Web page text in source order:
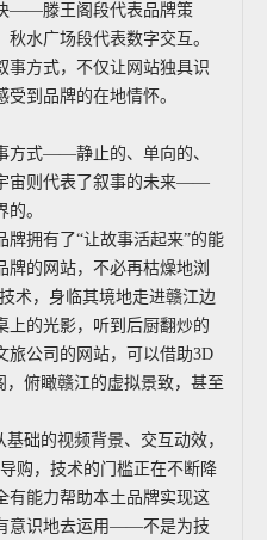
——滕王阁段代表品牌策
水广场段代表数字交互。
事方式，不仅让网站独具识
到品牌的在地情怀。
方式——静止的、单向的、
宙则代表了叙事的未来——
。
拥有了“让故事活起来”的能
牌的网站，不必再枯燥地浏
术，身临其境地走进赣江边
上的光影，听到后厨翻炒的
旅公司的网站，可以借助3D
，俯瞰赣江的虚拟景致，甚至
础的视频背景、交互动效，
购，技术的门槛正在不断降
有能力帮助本土品牌实现这
意识地去运用——不是为技